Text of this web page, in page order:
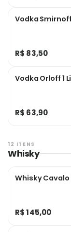
Vodka
R$ 83,50
Vodka Orloff 1
R$ 63,90
12 ITENS
Whisky
Whisky Cavalo
R$ 145,00